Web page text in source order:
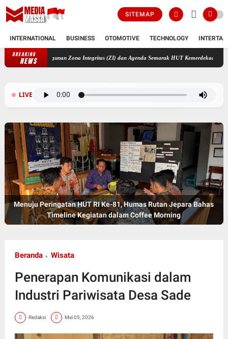
SITEMAP
INTERNATIONAL BUSINESS OTOMOTIVE TECHNOLOGY
BREAKING
NEWS
Pembangunan Zona Integritas (ZI) dan Agenda Semarak HUT Kemerdekaan RI Ke-81
LIVE
Menuju Peringatan HUT RI Ke-81, Humas Rutan Jepara Bahas
Timeline Kegiatan dalam Coffee Morning
Beranda Wisata
Penerapan Komunikasi dalam
Industri Pariwisata Desa Sade
Redaksi Mei 05, 2026